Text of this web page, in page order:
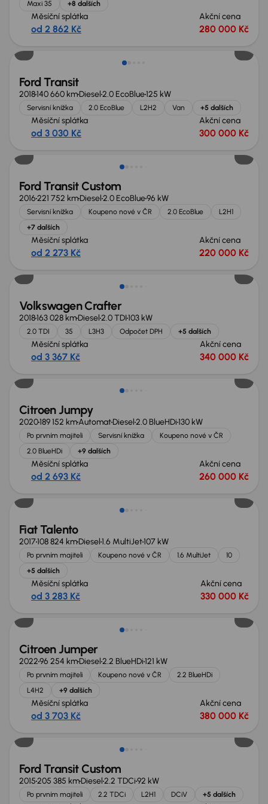
Maxi 35 +8 dalších
Měsíční splátka
od 2 862 Kč
Akční cena
280 000 Kč
Možnost odpočtu DPH
Ford Transit
2018140 660 kmDiesel2.0 EcoBlue125 kW
Servisní knížka 2.0 EcoBlue L2H2 Van +5 dalších
Měsíční splátka
od 3 030 Kč
Akční cena
300 000 Kč
Možnost odpočtu DPH
Ford Transit Custom
2016221 752 kmDiesel2.0 EcoBlue96 kW
Servisní knížka Koupeno nové v ČR 2.0 EcoBlue
L2H1
+7 dalších
Měsíční splátka
od 2 273 Kč
Akční cena
220 000 Kč
Extra sleva 21 000 Kč
Volkswagen Crafter
2018163 028 kmDiesel2.0 TDI103 kW
2.0 TDI 35 L3H3 Odpočet DPH +5 dalších
Měsíční splátka
od 3 367 Kč
Akční cena
340 000 Kč
Zlevněno o 30 000 Kč
Citroen Jumpy
2020189 152 kmAutomatDiesel2.0 BlueHDi130 kW
Po prvním majiteli Servisní knížka
Koupeno nové v ČR
2.0 BlueHDi
+9 dalších
Měsíční splátka
od 2 693 Kč
Akční cena
260 000 Kč
Zlevněno o 50 000 Kč
Fiat Talento
2017108 824 kmDiesel1.6 MultiJet107 kW
Po prvním majiteli Koupeno nové v ČR 1.6 MultiJet
10
+5 dalších
Měsíční splátka
od 3 283 Kč
Akční cena
330 000 Kč
Nově v nabídce
Citroen Jumper
202296 254 kmDiesel2.2 BlueHDi121 kW
Po prvním majiteli Koupeno nové v ČR
2.2 BlueHDi
L4H2
+9 dalších
Měsíční splátka
od 3 703 Kč
Akční cena
380 000 Kč
Zlevněno o 10 000 Kč
Ford Transit Custom
2015205 385 kmDiesel2.2 TDCi92 kW
Po prvním majiteli 2.2 TDCi L2H1 DCiV +5 dalších